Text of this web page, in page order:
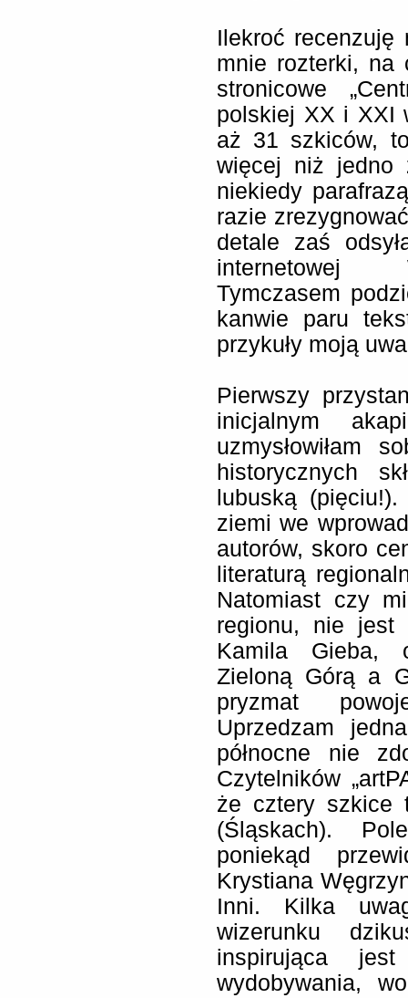
Ilekroć recenzuję
mnie rozterki, na
stronicowe
polskiej XX i XXI
aż 31 szkiców,
więcej niż jedno
niekiedy
razie
detale zaś
internetowej
Tymczasem
kanwie paru
przykuły moją
Pierwszy
inicjalnym
uzmysłowiłam
historycznych
lubuską
ziemi we
autorów, skoro
literaturą
Natomiast czy
regionu, nie jest
Kamila Gieba,
Zieloną Górą a
pryzmat
Uprzedzam
północne nie
Czytelników
że cztery szkice
(Śląskach).
poniekąd
Krystiana
Inni. Kilka
wizerunku
inspirująca
wydobywania,